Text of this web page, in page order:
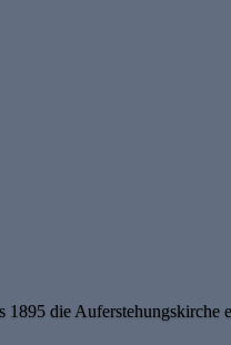
die